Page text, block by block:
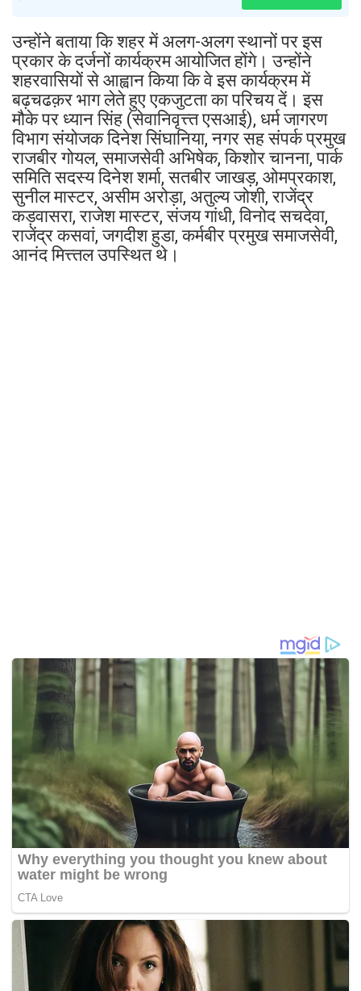
उन्होंने बताया कि शहर में अलग-अलग स्थानों पर इस
प्रकार के दर्जनों कार्यक्रम आयोजित होंगे। उन्होंने
शहरवासियों से आह्वान किया कि वे इस कार्यक्रम में
बढ़चढक़र भाग लेते हुए एकजुटता का परिचय दें। इस
मौके पर ध्यान सिंह (सेवानिवृत्त्त एसआई), धर्म जागरण
विभाग संयोजक दिनेश सिंघानिया, नगर सह संपर्क प्रमुख
राजबीर गोयल, समाजसेवी अभिषेक, किशोर चानना, पार्क
समिति सदस्य दिनेश शर्मा, सतबीर जाखड़, ओमप्रकाश,
सुनील मास्टर, असीम अरोड़ा, अतुल्य जोशी, राजेंद्र
कड़वासरा, राजेश मास्टर, संजय गांधी, विनोद सचदेवा,
राजेंद्र कसवां, जगदीश हुडा, कर्मबीर प्रमुख समाजसेवी,
आनंद मित्त्तल उपस्थित थे।